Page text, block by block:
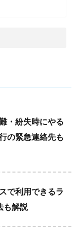
・紛失時にやる
の緊急連絡先も
で利用できるラ
も解説